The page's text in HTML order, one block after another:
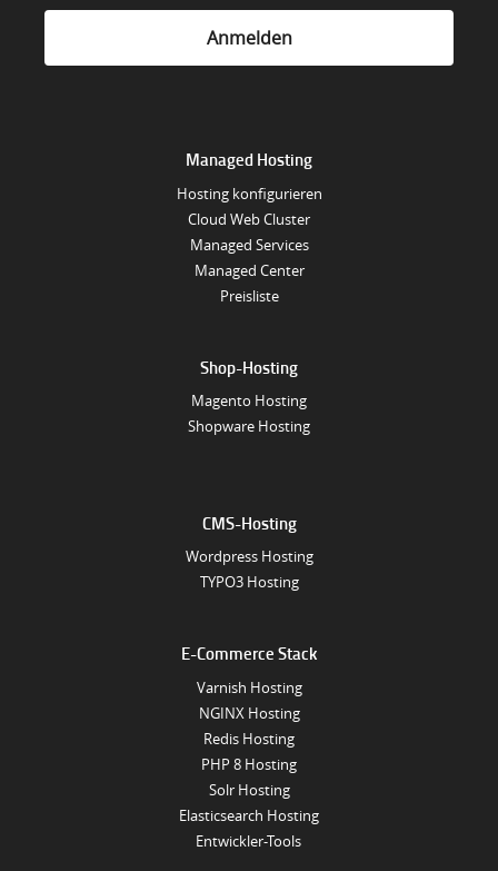
Managed Hosting
Hosting konfigurieren
Cloud Web Cluster
Managed Services
Managed Center
Preisliste
Shop-Hosting
Magento Hosting
Shopware Hosting
CMS-Hosting
Wordpress Hosting
TYPO3 Hosting
E-Commerce Stack
Varnish Hosting
NGINX Hosting
Redis Hosting
PHP 8 Hosting
Solr Hosting
Elasticsearch Hosting
Entwickler-Tools